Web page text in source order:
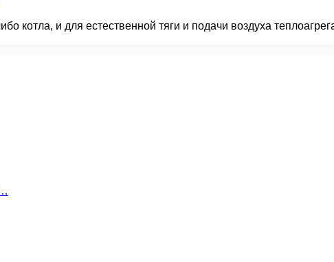
котла, и для естественной тяги и подачи воздуха